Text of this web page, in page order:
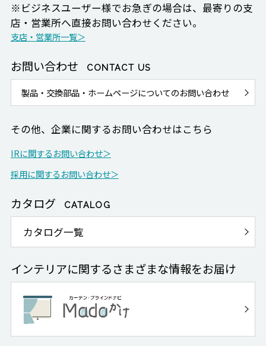
※ビジネスユーザー様でお急ぎの場合は、最寄りの支
店・営業所へ直接お問い合わせください。
支店・営業所一覧＞
お問い合わせ CONTACT US
製品・交換部品・ホームページについてのお問い合わせ
その他、企業に関するお問い合わせはこちら
IRに関するお問い合わせ＞
採用に関するお問い合わせ＞
カタログ CATALOG
カタログ一覧
インテリアに関するさまざまな情報をお届け